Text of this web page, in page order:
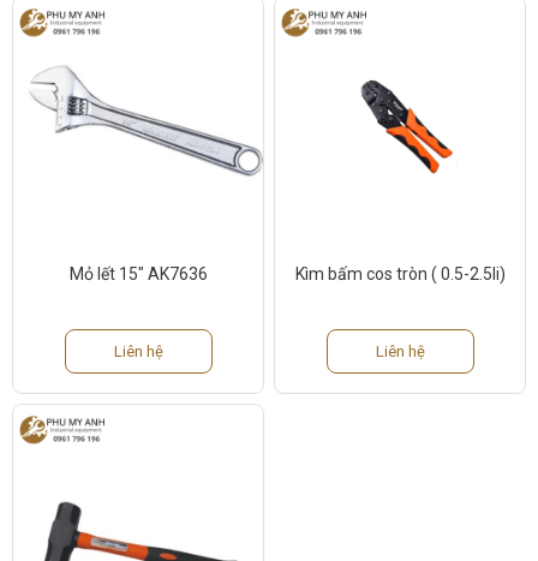
Mỏ lết 15″ AK7636
Liên hệ
Kìm bấm cos tròn ( 0.5-2.5li)
Liên hệ